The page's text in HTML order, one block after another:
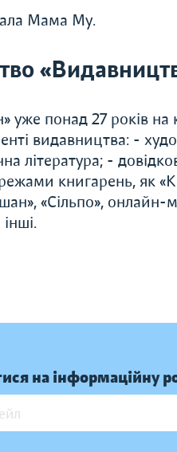
Мама Му.
уже понад 27 років
видавництва: -
література; -
книгарень, як
«Сільпо», онлайн-
на інформаційну